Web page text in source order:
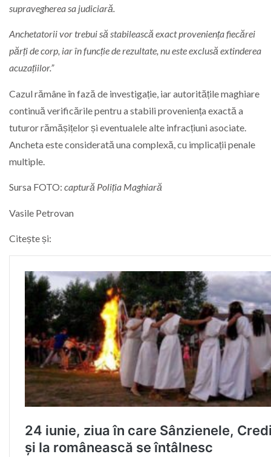
supravegherea sa judiciară.
Anchetatorii vor trebui să stabilească exact proveniența fiecărei
părți de corp, iar în funcție de rezultate, nu este exclusă extinderea
acuzațiilor.”
Cazul rămâne în fază de investigație, iar autoritățile maghiare
continuă verificările pentru a stabili proveniența exactă a
tuturor rămășițelor și eventualele alte infracțiuni asociate.
Ancheta este considerată una complexă, cu implicații penale
multiple.
Sursa FOTO: captură Poliția Maghiară
Vasile Petrovan
Citește și: